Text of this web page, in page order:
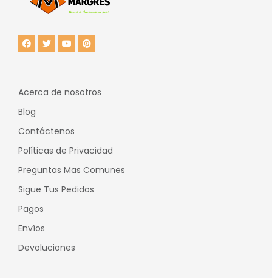
Acerca de nosotros
Blog
Contáctenos
Políticas de Privacidad
Preguntas Mas Comunes
Sigue Tus Pedidos
Pagos
Envíos
Devoluciones